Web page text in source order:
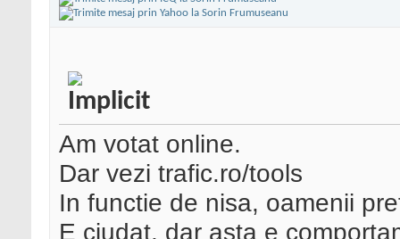
Am votat online.
Dar vezi trafic.ro/tools
In functie de nisa, oamenii
E ciudat, dar asta e